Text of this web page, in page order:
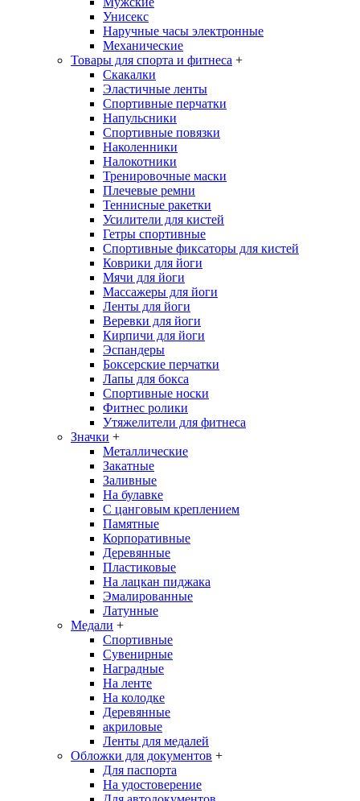
Унисекс
Наручные часы электронные
Механические
Товары для спорта и фитнеса +
Скакалки
Эластичные ленты
Спортивные перчатки
Напульсники
Спортивные повязки
Наколенники
Налокотники
Тренировочные маски
Плечевые ремни
Теннисные ракетки
Усилители для кистей
Гетры спортивные
Спортивные фиксаторы для кистей
Коврики для йоги
Мячи для йоги
Массажеры для йоги
Ленты для йоги
Веревки для йоги
Кирпичи для йоги
Эспандеры
Боксерские перчатки
Лапы для бокса
Спортивные носки
Фитнес ролики
Утяжелители для фитнеса
Значки +
Металлические
Закатные
Заливные
На булавке
С цанговым креплением
Памятные
Корпоративные
Деревянные
Пластиковые
На лацкан пиджака
Эмалированные
Латунные
Медали +
Спортивные
Сувенирные
Наградные
На ленте
На колодке
Деревянные
акриловые
Ленты для медалей
Обложки для документов +
Для паспорта
На удостоверение